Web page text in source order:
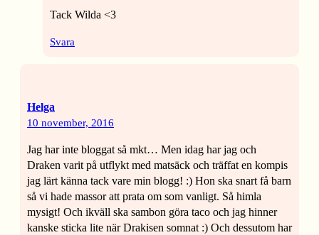
Tack Wilda <3
Svara
Helga
10 november, 2016
Jag har inte bloggat så mkt… Men idag har jag och
Draken varit på utflykt med matsäck och träffat en kompis
jag lärt känna tack vare min blogg! :) Hon ska snart få barn
så vi hade massor att prata om som vanligt. Så himla
mysigt! Och ikväll ska sambon göra taco och jag hinner
kanske sticka lite när Drakisen somnat :) Och dessutom har